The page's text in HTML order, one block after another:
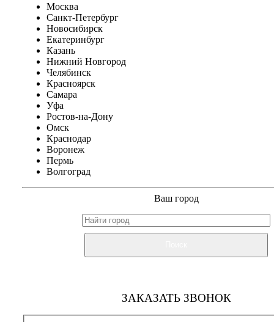
Москва
Санкт-Петербург
Новосибирск
Екатеринбург
Казань
Нижний Новгород
Челябинск
Красноярск
Самара
Уфа
Ростов-на-Дону
Омск
Краснодар
Воронеж
Пермь
Волгоград
Ваш город
ЗАКАЗАТЬ ЗВОНОК